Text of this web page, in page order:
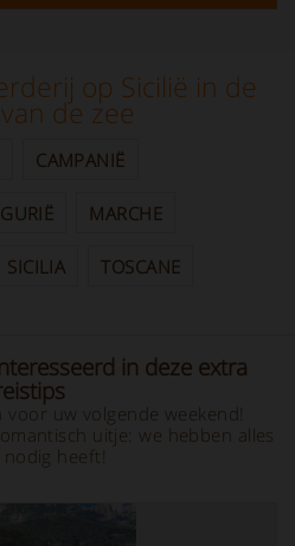
op Sicilië in de
de zee
CAMPANIË
MARCHE
SICILIA TOSCANE
in deze extra
voor uw volgende weekend!
uitje: we hebben alles
heeft!